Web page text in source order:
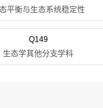
平衡与生态系统稳定性
Q149
生态学其他分支学科